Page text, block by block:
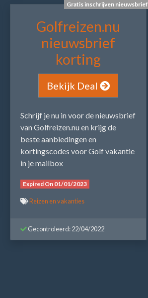
Gratis inschrijven nieuwsbrief
Golfreizen.nu
nieuwsbrief
korting
Bekijk Deal
Schrijf je nu in voor de nieuwsbrief
van Golfreizen.nu en krijg de
beste aanbiedingen en
kortingscodes voor Golf vakantie
in je mailbox
Expired On 01/01/2023
Reizen en vakanties
Gecontroleerd: 22/04/2022